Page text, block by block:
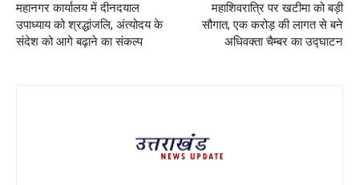
महानगर कार्यालय में दीनदयाल
उपाध्याय को श्रद्धांजलि, अंत्योदय के
संदेश को आगे बढ़ाने का संकल्प
महाशिवरात्रि पर खटीमा को बड़ी
सौगात, एक करोड़ की लागत से बने
अधिवक्ता चैम्बर का उद्घाटन